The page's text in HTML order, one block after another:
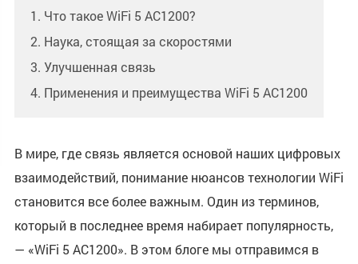
1. Что такое WiFi 5 AC1200?
2. Наука, стоящая за скоростями
3. Улучшенная связь
4. Применения и преимущества WiFi 5 AC1200
В мире, где связь является основой наших цифровых
взаимодействий, понимание нюансов технологии WiFi
становится все более важным. Один из терминов,
который в последнее время набирает популярность,
— «WiFi 5 AC1200». В этом блоге мы отправимся в